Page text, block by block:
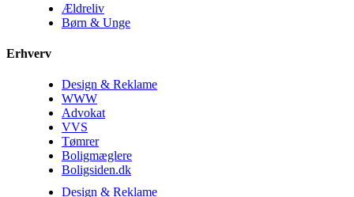
Ældreliv
Børn & Unge
Erhverv
Design & Reklame
WWW
Advokat
VVS
Tømrer
Boligmæglere
Boligsiden.dk
Design & Reklame